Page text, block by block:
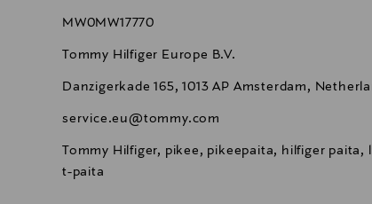
MW0MW17770
Tommy Hilfiger Europe B.V.
Danzigerkade 165, 1013 AP Amsterdam,
service.eu@tommy.com
Tommy Hilfiger, pikee, pikeepaita, hilfiger paita,
t-paita